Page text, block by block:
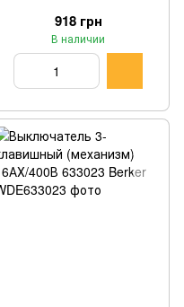
918 грн
В наличии